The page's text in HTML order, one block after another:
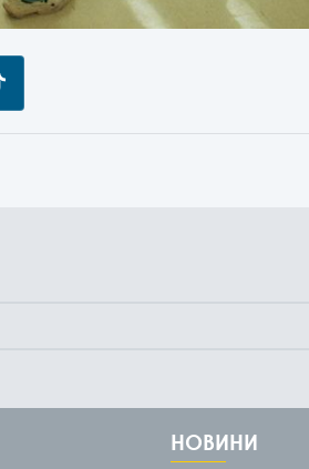
НОВИНИ